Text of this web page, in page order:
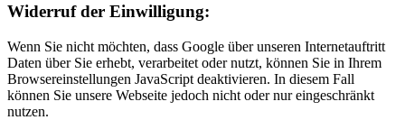
Widerruf der Einwilligung:
Wenn Sie nicht möchten, dass Google über unseren Internetauftritt
Daten über Sie erhebt, verarbeitet oder nutzt, können Sie in Ihrem
Browsereinstellungen JavaScript deaktivieren. In diesem Fall
können Sie unsere Webseite jedoch nicht oder nur eingeschränkt
nutzen.